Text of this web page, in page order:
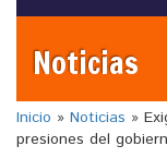
Noticias
Inicio » Noticias »
presiones del